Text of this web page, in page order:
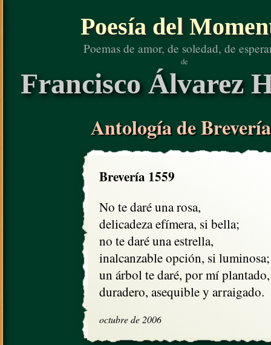
Poesía del
Poemas de amor, de soledad, de
de
Francisco Álvarez
Antología de
Brevería 1559
No te daré una rosa,
delicadeza efímera, si bella;
no te daré una estrella,
inalcanzable opción, si luminosa;
un árbol te daré, por mí plantado,
duradero, asequible y arraigado.
octubre de 2006